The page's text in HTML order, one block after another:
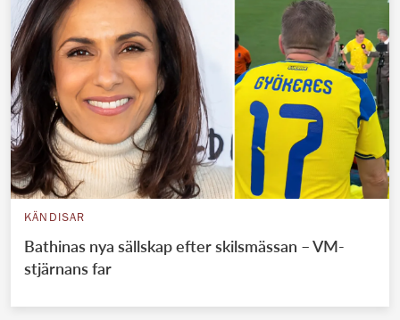
KÄNDISAR
Bathinas nya sällskap efter skilsmässan – VM-
stjärnans far